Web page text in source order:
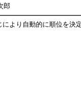
郎
より自動的に順位を決